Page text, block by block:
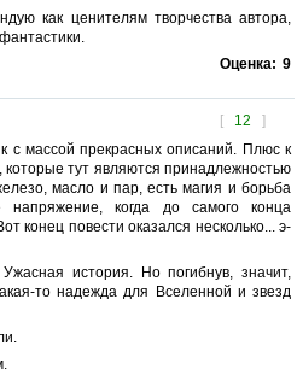
как ценителям творчества автора,
Оценка: 9
[ 12 ]
с массой прекрасных описаний. Плюс к
которые тут являются принадлежностью
масло и пар, есть магия и борьба
когда до самого конца
конец повести оказался несколько... э-
история. Но погибнув, значит,
то надежда для Вселенной и звезд